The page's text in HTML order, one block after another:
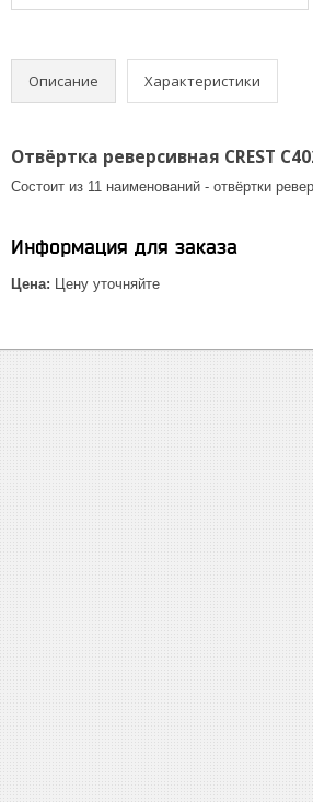
Описание Характеристики
Отвёртка реверсивная CREST
Состоит из 11 наименований - отвёртки
Информация для заказа
Цена: Цену уточняйте